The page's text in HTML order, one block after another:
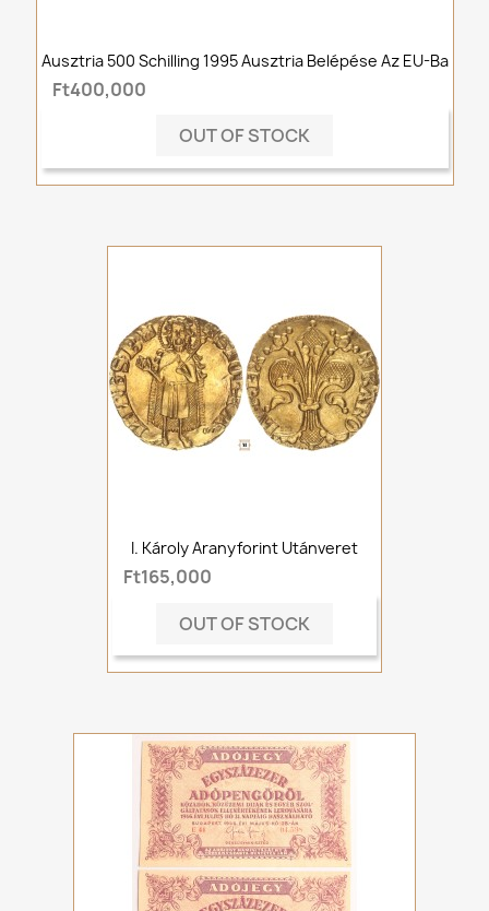
Ausztria 500 Schilling 1995 Ausztria Belépése Az EU-Ba
Ft400,000
OUT OF STOCK
I. Károly Aranyforint Utánveret
Ft165,000
OUT OF STOCK